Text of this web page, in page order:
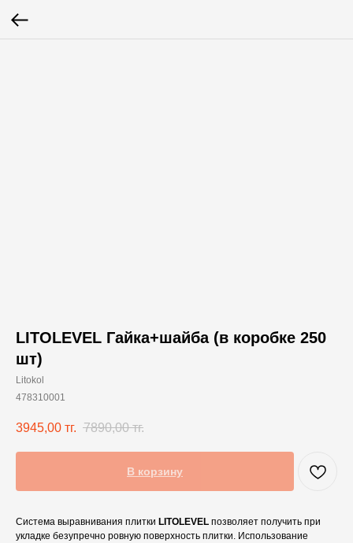
LITOLEVEL Гайка+шайба (в коробке 250
шт)
Litokol
478310001
3945,00 тг. 7890,00 тг.
В корзину
Система выравнивания плитки LITOLEVEL позволяет получить при
укладке безупречно ровную поверхность плитки. Использование